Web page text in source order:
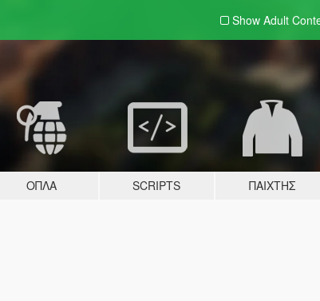
Show Adult
ΌΠΛΑ SCRIPTS ΠΑΊΧΤΗΣ